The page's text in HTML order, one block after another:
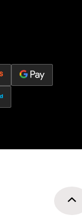
Velg